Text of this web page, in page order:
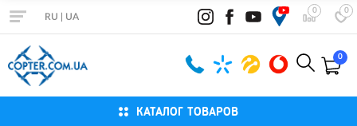
0 0
RU UA
0
КАТАЛОГ ТОВАРОВ